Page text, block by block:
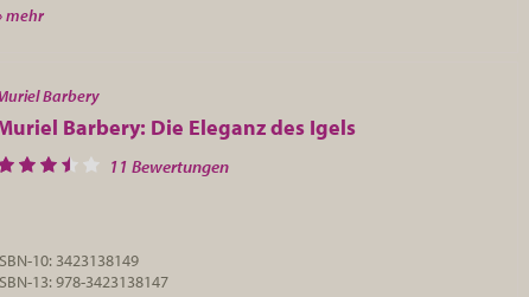
mehr
Barbery
Barbery: Die Eleganz des Igels
11 Bewertungen
10: 3423138149
13: 978-3423138147